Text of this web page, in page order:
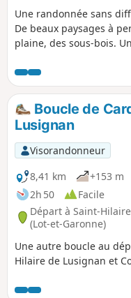
Une randonnée sans
De beaux paysages à
plaine, des sous-bois.
Boucle de
Lusignan
Visorandonneur
8,41 km
+153 m
2h 50
Facile
Départ à Saint-
(Lot-et-Garonne)
Une autre boucle au
Hilaire de Lusignan et